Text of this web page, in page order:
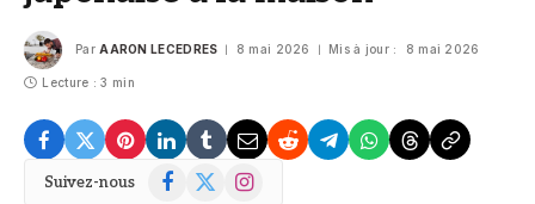
Par AARON LECEDRES 8 mai 2026 Mis à jour : 8 mai 2026
Lecture : 3 min
Suivez-nous Facebook
X
Instagram